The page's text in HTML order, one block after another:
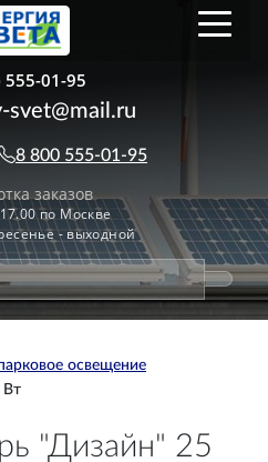
555-01-95
svet@mail.ru
8 800 555-01-95
заказов
по Москве
- выходной
освещение
Вт
"Дизайн" 25